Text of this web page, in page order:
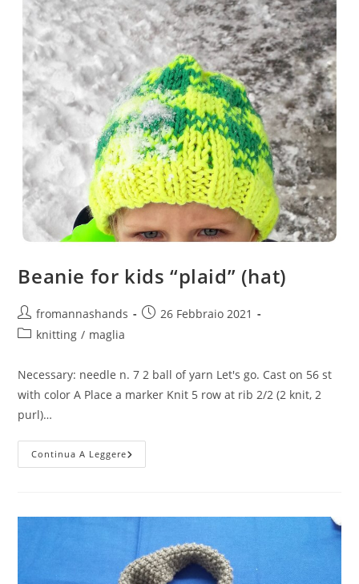
Beanie for kids “plaid” (hat)
Autore
dell'articolo:
fromannashands
Articolo26 Febbraio 2021
Categoria
knitting / maglia
Necessary: needle n. 7 2 ball of yarn Let's go. Cast on 56 st
with color A Place a marker Knit 5 row at rib 2/2 (2 knit, 2
purl)…
Continua A LeggereBeanie
For